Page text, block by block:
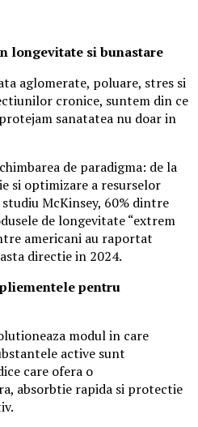
longevitate si bunastare
aglomerate, poluare, stres si
cronice, suntem din ce
sanatatea nu doar in
de paradigma: de la
si optimizare a resurselor
McKinsey, 60% dintre
de longevitate “extrem
americani au raportat
directie in 2024.
pentru
modul in care
active sunt
care ofera o
absorbtie rapida si protectie